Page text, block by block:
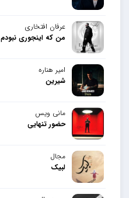
عرفان افتخاری
من که اینجوری نبودم
امیر هناره
شیرین
مانی ویس
حضور تنهایی
مجال
لبیک